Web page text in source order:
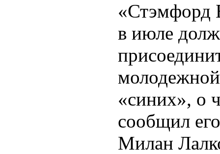
«Стэмфорд
в июле
«синих», о
сообщил
Милан